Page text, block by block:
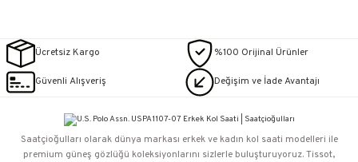
Ücretsiz Kargo %100 Orijinal Ürünler
Güvenli Alışveriş Değişim ve İade Avantajı
Saatçioğulları⁠ olarak dünya markası erkek ve kadın kol saati modelleri ile
premium güneş gözlüğü koleksiyonlarını sizlerle buluşturuyoruz. Tissot,